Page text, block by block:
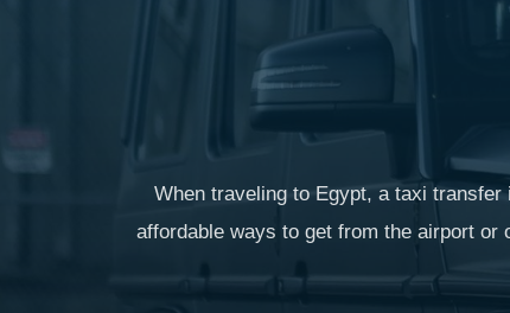
When traveling to Egypt, a taxi
affordable ways to get from the airport or